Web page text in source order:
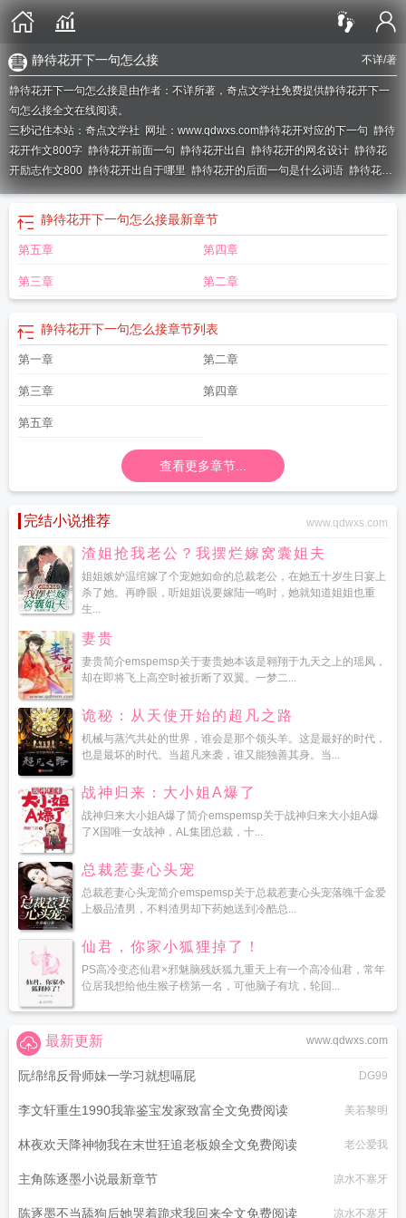
不详/著
静待花开下一句怎么接
静待花开下一句怎么接是由作者：不详所著，奇点文学社免费提供静待花开下一
句怎么接全文在线阅读。
三秒记住本站：奇点文学社 网址：www.qdwxs.com静待花开对应的下一句 静待
花开作文800字 静待花开前面一句 静待花开出自 静待花开的网名设计 静待花
开励志作文800 静待花开出自于哪里 静待花开的后面一句是什么词语 静待花开
为话题的演讲稿静待花开出处和含义静待花开的意思是静待花开的前一句
静待花开作文 静待花开的作文 静待花开前半句
思是什么
寓意好吗
静待花开解释
寓意静待花开的意思怎么解读 静待花开的解释
静待花开下一句怎么接最新章节
第五章 第四章
第三章 第二章
静待花开下一句怎么接章节列表
第一章 第二章
第三章 第四章
第五章
查看更多章节...
完结小说推荐 www.qdwxs.com
渣姐抢我老公？我摆烂嫁窝囊姐夫
姐姐嫉妒温绾嫁了个宠她如命的总裁老公，在她五十岁生日宴上
杀了她。再睁眼，听姐姐说要嫁陆一鸣时，她就知道姐姐也重
生...
妻贵
妻贵简介emspemsp关于妻贵她本该是翱翔于九天之上的瑶凤，
却在即将飞上高空时被折断了双翼。一梦二...
诡秘：从天使开始的超凡之路
机械与蒸汽共处的世界，谁会是那个领头羊。这是最好的时代，
也是最坏的时代。当超凡来袭，谁又能独善其身。当...
战神归来：大小姐A爆了
战神归来大小姐A爆了简介emspemsp关于战神归来大小姐A爆
了X国唯一女战神，AL集团总裁，十...
总裁惹妻心头宠
总裁惹妻心头宠简介emspemsp关于总裁惹妻心头宠落魄千金爱
上极品渣男，不料渣男却下药她送到冷酷总...
仙君，你家小狐狸掉了！
PS高冷变态仙君×邪魅脑残妖狐九重天上有一个高冷仙君，常年
位居我想给他生猴子榜第一名，可他脑子有坑，轮回...
www.qdwxs.com
最新更新
阮绵绵反骨师妹一学习就想嗝屁 DG99
李文轩重生1990我靠鉴宝发家致富全文免费阅读 美若黎明
林夜欢天降神物我在末世狂追老板娘全文免费阅读 老公爱我
主角陈逐墨小说最新章节 凉水不塞牙
陈逐墨不当舔狗后她哭着跪求我回来全文免费阅读 凉水不塞牙